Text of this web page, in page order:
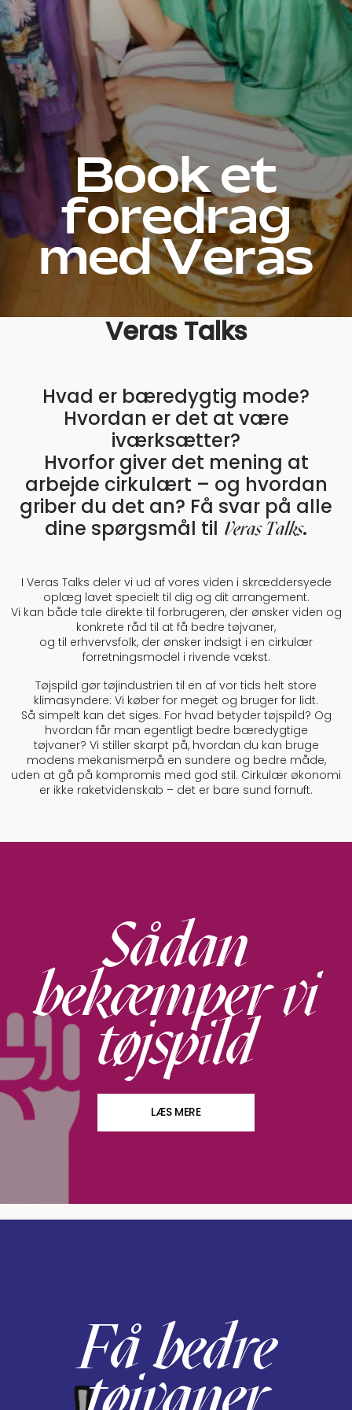
Book et
foredrag
med Veras
Veras Talks
Hvad er bæredygtig mode?
Hvordan er det at være
iværksætter?
Hvorfor giver det mening at
arbejde cirkulært – og hvordan
griber du det an? Få svar på alle
dine spørgsmål til Veras Talks.
I Veras Talks deler vi ud af vores viden i skræddersyede
oplæg lavet specielt til dig og dit arrangement.
Vi kan både tale direkte til forbrugeren, der ønsker viden og
konkrete råd til at få bedre tøjvaner,
og til erhvervsfolk, der ønsker indsigt i en cirkulær
forretningsmodel i rivende vækst.
Tøjspild gør tøjindustrien til en af vor tids helt store
klimasyndere: Vi køber for meget og bruger for lidt.
Så simpelt kan det siges. For hvad betyder tøjspild? Og
hvordan får man egentligt bedre bæredygtige
tøjvaner? Vi stiller skarpt på, hvordan du kan bruge
modens mekanismerpå en sundere og bedre måde,
uden at gå på kompromis med god stil. Cirkulær økonomi
er ikke raketvidenskab – det er bare sund fornuft.
Sådan
bekæmper vi
tøjspild
LÆS MERE
Få bedre
tøjvaner